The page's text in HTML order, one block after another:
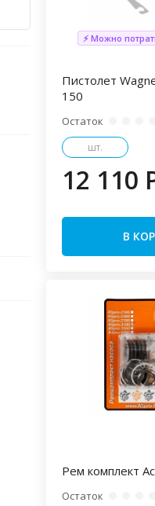
⚡ Можно
Пистолет
150
Остаток
шт.
12 110
В
Рем комплект
Остаток